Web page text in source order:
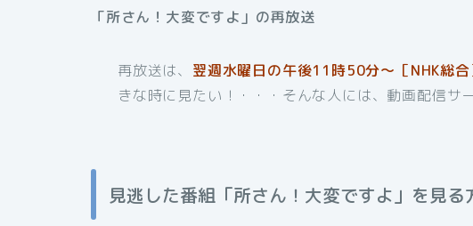
「所さん！大変ですよ」の再放送
再放送は、 翌週水曜日の午後11時50分～［NHK総合
きな時に見たい！・・・そんな人には、動画配信サ
見逃した番組「所さん！大変ですよ」を見る